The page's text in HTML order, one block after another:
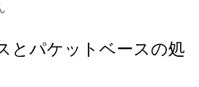
とパケットベースの処